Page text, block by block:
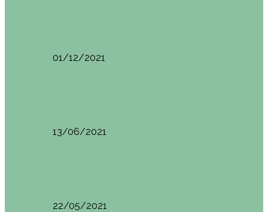
01/12/2021
13/06/2021
22/05/2021